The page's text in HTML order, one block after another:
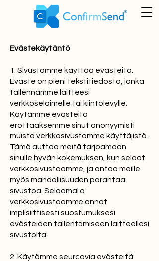
Evästekäytäntö
1. Sivustomme käyttää evästeitä.
Eväste on pieni tekstitiedosto, jonka
tallennamme laitteesi
verkkoselaimelle tai kiintolevylle.
Käytämme evästeitä
erottaaksemme sinut anonyymisti
muista verkkosivustomme käyttäjistä.
Tämä auttaa meitä tarjoamaan
sinulle hyvän kokemuksen, kun selaat
verkkosivustoamme, ja antaa meille
myös mahdollisuuden parantaa
sivustoa. Selaamalla
verkkosivustoamme annat
implisiittisesti suostumuksesi
evästeiden tallentamiseen laitteellesi
sivustolta.
2. Käytämme seuraavia evästeitä: